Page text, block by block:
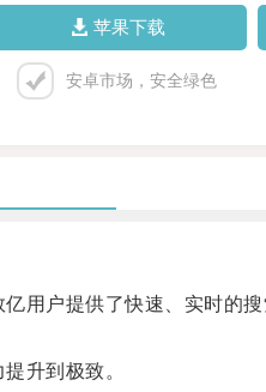
苹果下载
安卓市场，安全绿色
户提供了快速、实时的搜
升到极致。